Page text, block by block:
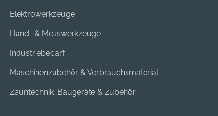
Elektrowerkzeuge
Hand- & Messwerkzeuge
Industriebedarf
Maschinenzubehör & Verbrauchsmaterial
Zauntechnik, Baugeräte & Zubehör